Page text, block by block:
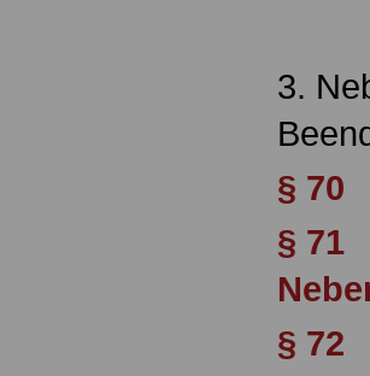
3.
§ 70
§ 71
§ 72